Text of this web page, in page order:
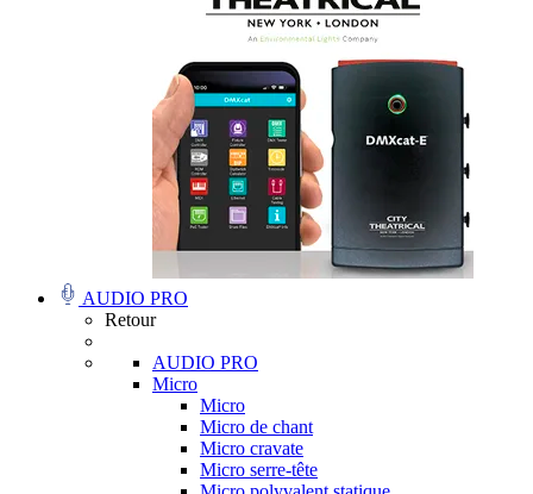
AUDIO PRO
Retour
AUDIO PRO
Micro
Micro
Micro de chant
Micro cravate
Micro serre-tête